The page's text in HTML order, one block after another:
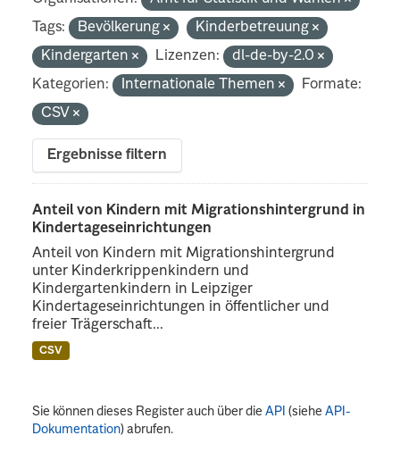
Tags:
Bevölkerung
Kinderbetreuung
Kindergarten
Lizenzen:
dl-de-by-2.0
Kategorien:
Internationale Themen
Formate:
CSV
Ergebnisse filtern
Anteil von Kindern mit Migrationshintergrund in
Kindertageseinrichtungen
Anteil von Kindern mit Migrationshintergrund
unter Kinderkrippenkindern und
Kindergartenkindern in Leipziger
Kindertageseinrichtungen in öffentlicher und
freier Trägerschaft...
CSV
Sie können dieses Register auch über dieAPI (sieheAPI-
Dokumentation) abrufen.